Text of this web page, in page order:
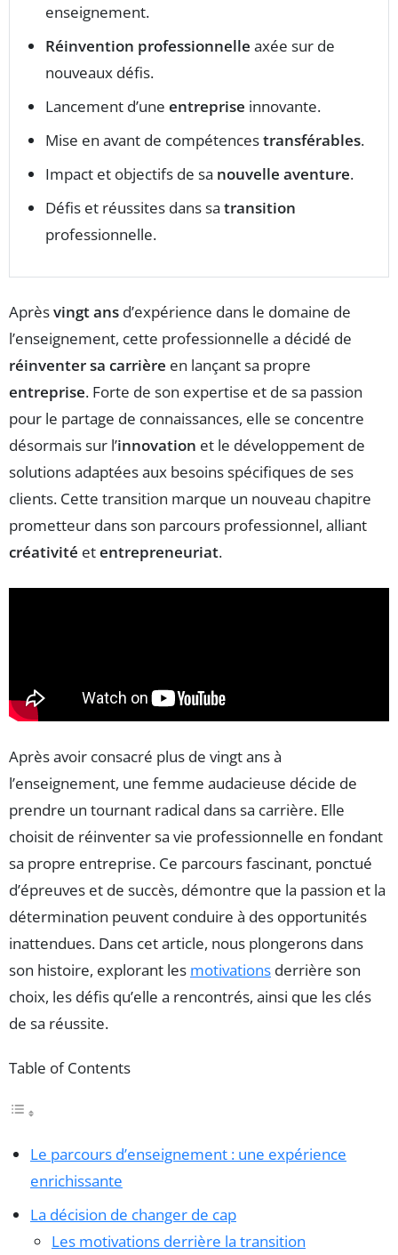
enseignement.
Réinvention professionnelle axée sur de
nouveaux défis.
Lancement d’une entreprise innovante.
Mise en avant de compétencestransférables.
Impact et objectifs de sa nouvelle aventure.
Défis et réussites dans sa transition
professionnelle.
Aprèsvingt ans d’expérience dans le domaine de
l’enseignement, cette professionnelle a décidé de
réinventer sa carrière en lançant sa propre
entreprise. Forte de son expertise et de sa passion
pour le partage de connaissances, elle se concentre
désormais sur l’innovation et le développement de
solutions adaptées aux besoins spécifiques de ses
clients. Cette transition marque un nouveau chapitre
prometteur dans son parcours professionnel, alliant
créativité etentrepreneuriat.
Après avoir consacré plus de vingt ans à
l’enseignement, une femme audacieuse décide de
prendre un tournant radical dans sa carrière. Elle
choisit de réinventer sa vie professionnelle en fondant
sa propre entreprise. Ce parcours fascinant, ponctué
d’épreuves et de succès, démontre que la passion et la
détermination peuvent conduire à des opportunités
inattendues. Dans cet article, nous plongerons dans
son histoire, explorant les motivations derrière son
choix, les défis qu’elle a rencontrés, ainsi que les clés
de sa réussite.
Table of Contents
Le parcours d’enseignement : une expérience
enrichissante
La décision de changer de cap
Les motivations derrière la transition